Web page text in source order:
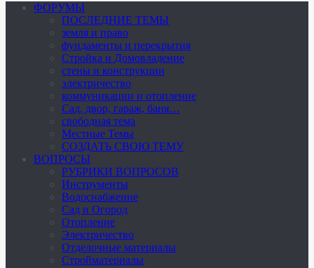
ФОРУМЫ
ПОСЛЕДНИЕ ТЕМЫ
земля и право
фундаменты и перекрытия
Стройка и Домовладение
стены и конструкции
электричество
коммуникации и отопление
Cад, двор, гараж, баня…
свободная тема
Местные Темы
СОЗДАТЬ СВОЮ ТЕМУ
ВОПРОСЫ
РУБРИКИ ВОПРОСОВ
Инструменты
Водоснабжение
Сад и Огород
Отопление
Электричество
Отделочные материалы
Стройматериалы